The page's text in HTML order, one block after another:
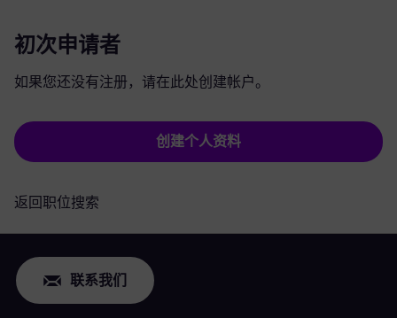
初次申请者
如果您还没有注册，请在此处创建帐户。
创建个人资料
返回职位搜索
联系我们